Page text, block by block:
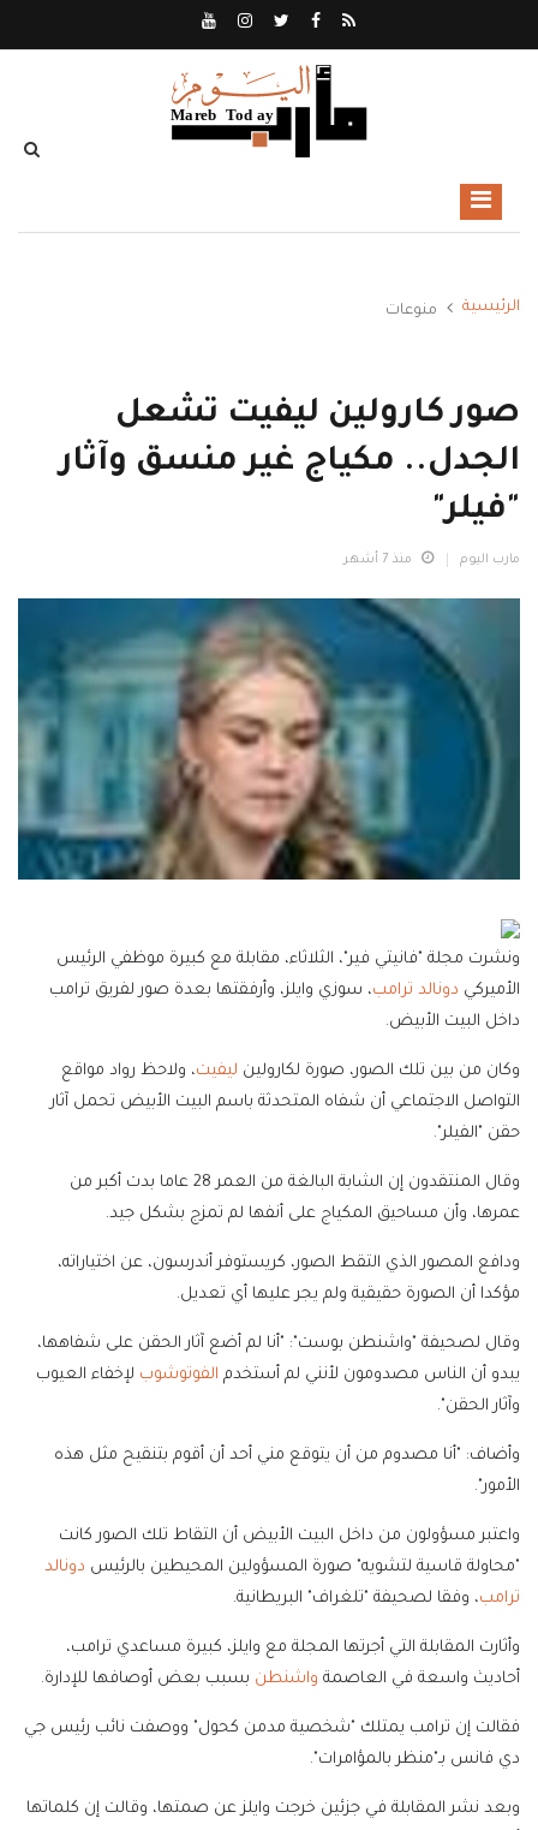
الرئيسية منوعات
صور كارولين ليفيت تشعل
الجدل.. مكياج غير منسق وآثار
"فيلر"
مارب اليوم منذ 7 أشهر
ونشرت مجلة "فانيتي فير"، الثلاثاء، مقابلة مع كبيرة موظفي الرئيس
الأميركي دونالد ترامب، سوزي وايلز، وأرفقتها بعدة صور لفريق ترامب
داخل البيت الأبيض.
وكان من بين تلك الصور، صورة لكارولين ليفيت، ولاحظ رواد مواقع
التواصل الاجتماعي أن شفاه المتحدثة باسم البيت الأبيض تحمل آثار
حقن "الفيلر".
وقال المنتقدون إن الشابة البالغة من العمر 28 عاما بدت أكبر من
عمرها، وأن مساحيق المكياج على أنفها لم تمزج بشكل جيد.
ودافع المصور الذي التقط الصور، كريستوفر أندرسون، عن اختياراته،
مؤكدا أن الصورة حقيقية ولم يجر عليها أي تعديل.
وقال لصحيفة "واشنطن بوست": "أنا لم أضع آثار الحقن على شفاهها،
يبدو أن الناس مصدومون لأنني لم أستخدم الفوتوشوب لإخفاء العيوب
وآثار الحقن".
وأضاف: "أنا مصدوم من أن يتوقع مني أحد أن أقوم بتنقيح مثل هذه
الأمور".
واعتبر مسؤولون من داخل البيت الأبيض أن التقاط تلك الصور كانت
"محاولة قاسية لتشويه" صورة المسؤولين المحيطين بالرئيس دونالد
ترامب، وفقا لصحيفة "تلغراف" البريطانية.
وأثارت المقابلة التي أجرتها المجلة مع وايلز، كبيرة مساعدي ترامب،
أحاديث واسعة في العاصمة واشنطن بسبب بعض أوصافها للإدارة.
فقالت إن ترامب يمتلك "شخصية مدمن كحول" ووصفت نائب رئيس جي
دي فانس بـ"منظر بالمؤامرات".
وبعد نشر المقابلة في جزئين خرجت وايلز عن صمتها، وقالت إن كلماتها